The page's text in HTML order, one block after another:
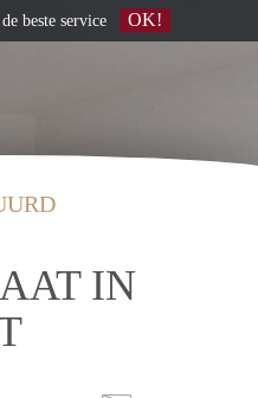
IN
beste service OK!